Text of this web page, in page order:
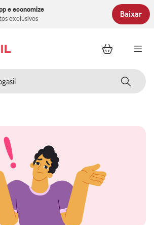
e economize
exclusivos
Baixar